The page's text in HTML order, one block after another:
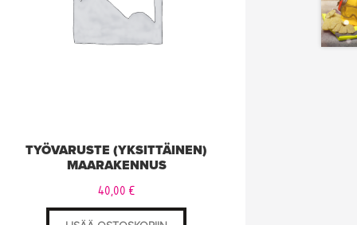
TYÖVARUSTE (YKSITTÄINEN)
MAARAKENNUS
40,00 €